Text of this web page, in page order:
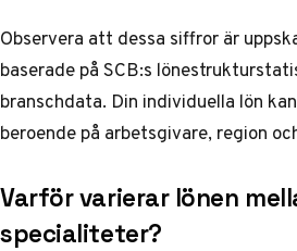
Observera att dessa siffror är
baserade påSCB:s
branschdata. Din individuella lön
beroende på arbetsgivare, region
Varför varierar lönen
specialiteter?